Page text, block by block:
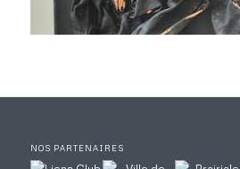
NOS PARTENAIRES